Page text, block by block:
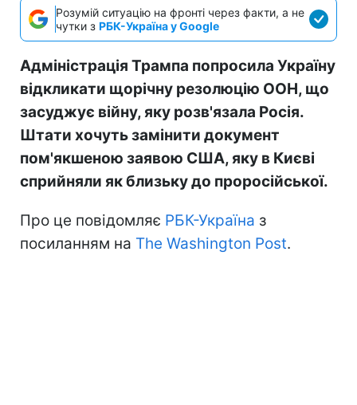
Розумій ситуацію на фронті через факти, а не
чутки з РБК-Україна у Google
Адміністрація Трампа попросила Україну
відкликати щорічну резолюцію ООН, що
засуджує війну, яку розв'язала Росія.
Штати хочуть замінити документ
пом'якшеною заявою США, яку в Києві
сприйняли як близьку до проросійської.
Про це повідомляє РБК-Україна з
посиланням на The Washington Post.